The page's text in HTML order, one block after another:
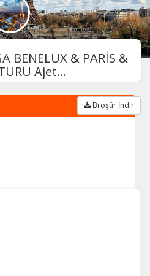
BENELÜX & PARİS &
Ajet...
Broşür İndir